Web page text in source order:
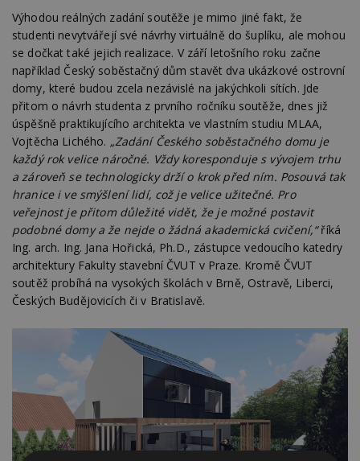
Výhodou reálných zadání soutěže je mimo jiné fakt, že
studenti nevytvářejí své návrhy virtuálně do šuplíku, ale mohou
se dočkat také jejich realizace. V září letošního roku začne
například Český soběstačný dům stavět dva ukázkové ostrovní
domy, které budou zcela nezávislé na jakýchkoli sítích. Jde
přitom o návrh studenta z prvního ročníku soutěže, dnes již
úspěšně praktikujícího architekta ve vlastním studiu MLAA,
Vojtěcha Lichého. „Zadání Českého soběstačného domu je
každý rok velice náročné. Vždy koresponduje s vývojem trhu
a zároveň se technologicky drží o krok před ním. Posouvá tak
hranice i ve smýšlení lidí, což je velice užitečné. Pro
veřejnost je přitom důležité vidět, že je možné postavit
podobné domy a že nejde o žádná akademická cvičení,“říká
Ing. arch. Ing. Jana Hořická, Ph.D., zástupce vedoucího katedry
architektury Fakulty stavební ČVUT v Praze. Kromě ČVUT
soutěž probíhá na vysokých školách v Brně, Ostravě, Liberci,
Českých Budějovicích či v Bratislavě.